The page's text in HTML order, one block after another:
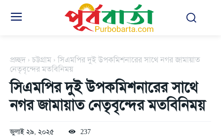
প্রচ্ছদ চট্টগ্রাম
সিএমপির দুই উপকমিশনারের সাথে নগর জামায়াত
নেতৃবৃন্দের মতবিনিময়
সিএমপির দুই উপকমিশনারের সাথে
নগর জামায়াত নেতৃবৃন্দের মতবিনিময়
জুলাই ২৯, ২০২৫ 237